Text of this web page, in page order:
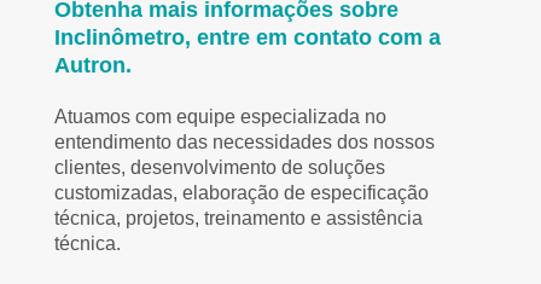
Obtenha mais informações sobre
Inclinômetro, entre em contato com a
Autron.
Atuamos com equipe especializada no
entendimento das necessidades dos nossos
clientes, desenvolvimento de soluções
customizadas, elaboração de especificação
técnica, projetos, treinamento e assistência
técnica.